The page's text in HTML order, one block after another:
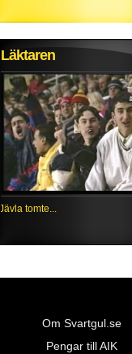
Läktaren
Jävla tomte...
Om Svartgul.se
Pengar till AIK